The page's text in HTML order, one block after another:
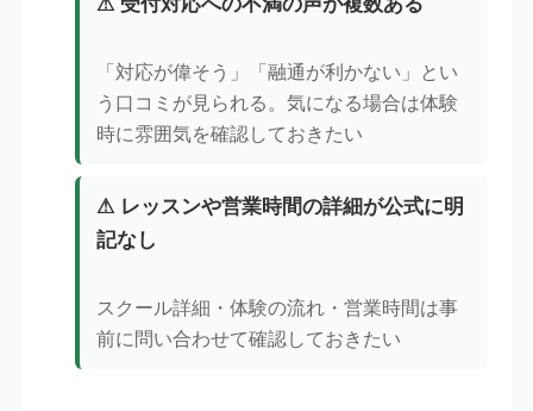
「対応が偉そう」「融通が利かない」とい
う口コミが見られる。気になる場合は体験
時に雰囲気を確認しておきたい
⚠ レッスンや営業時間の詳細が公式に明
記なし
スクール詳細・体験の流れ・営業時間は事
前に問い合わせて確認しておきたい